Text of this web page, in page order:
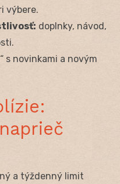
výbere.
doplnky, návod,
s novinkami a novým
a týždenný limit